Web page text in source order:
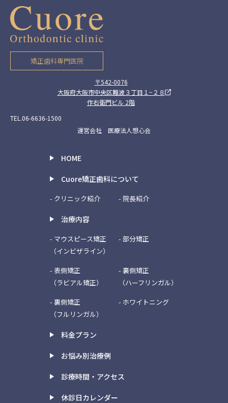
矯正歯科専門医院
〒542-0076
大阪府大阪市中央区難波３丁目１−２８
作右衛門ビル 2階
TEL.06-6636-1500
運営会社 医療法人想心会
HOME
治療内容
- マウスピース矯正
（インビザライン）
- 部分矯正
- 表側矯正
（ラビアル矯正）
- 裏側矯正
（ハーフリンガル）
- 裏側矯正
（フルリンガル）
- ホワイトニング
Cuore矯正歯科について
- クリニック紹介 - 院長紹介
料金プラン
お悩み別治療例
診療時間・アクセス
休診日カレンダー